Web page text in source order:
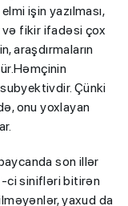
işin yazılması,
və fikir ifadəsi çox
araşdırmaların
Çünki
onu yoxlayan
son illər
ci sinifləri bitirən
yaxud da